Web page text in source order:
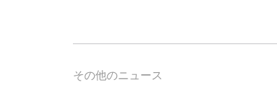
その他のニュース